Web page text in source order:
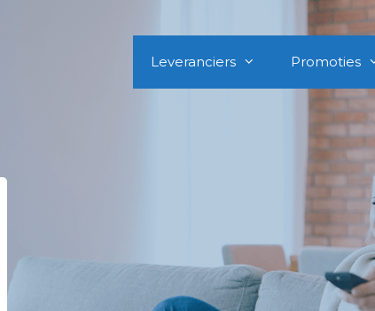
Leveranciers Promoties